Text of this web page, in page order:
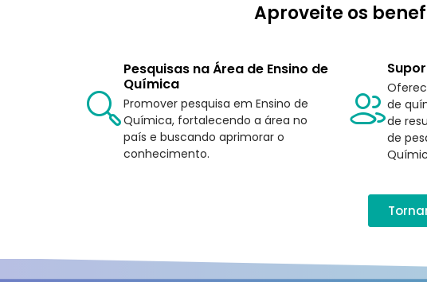
Aproveite os
Pesquisas na Área de Ensino de
Química
Promover pesquisa em Ensino de
Química, fortalecendo a área no
país e buscando aprimorar o
conhecimento.
de
de
de